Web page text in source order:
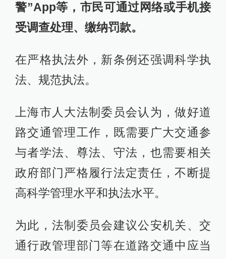
警”App等，市民可通过网络或手机接
受调查处理、缴纳罚款。
在严格执法外，新条例还强调科学执
法、规范执法。
上海市人大法制委员会认为，做好道
路交通管理工作，既需要广大交通参
与者学法、尊法、守法，也需要相关
政府部门严格履行法定责任，不断提
高科学管理水平和执法水平。
为此，法制委员会建议公安机关、交
通行政管理部门等在道路交通中应当